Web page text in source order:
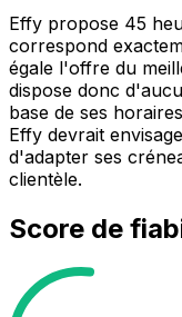
Effy propose 45
correspond
égale l'offre du
dispose donc
base de ses
Effy devrait
d'adapter ses
clientèle.
Score de